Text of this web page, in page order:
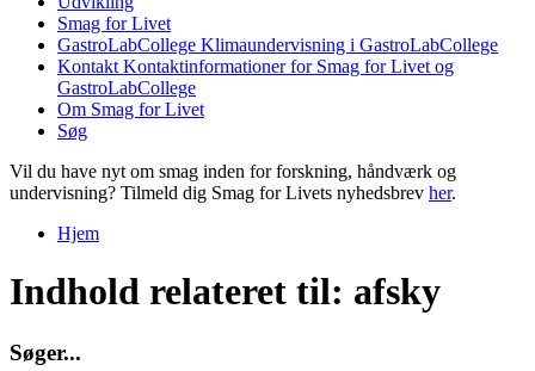
Smag for Livet
GastroLabCollege Klimaundervisning i GastroLabCollege
Kontakt Kontaktinformationer for Smag for Livet og
GastroLabCollege
Om Smag for Livet
Søg
Vil du have nyt om smag inden for forskning, håndværk og
undervisning? Tilmeld dig Smag for Livets nyhedsbrev her.
Hjem
Indhold relateret til: afsky
Søger...